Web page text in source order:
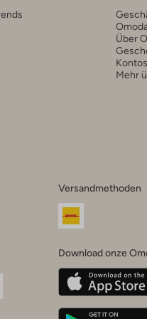
Über
Mehr
Versandmethoden
Download onze